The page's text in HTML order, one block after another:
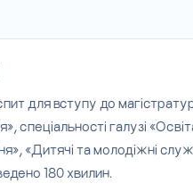
для вступу до
спеціальності галузі
«Дитячі та молодіжні
180 хвилин.